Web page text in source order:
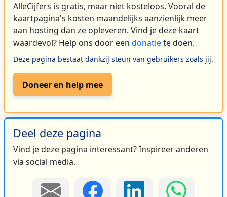
AlleCijfers is gratis, maar niet kosteloos. Vooral de
kaartpagina's kosten maandelijks aanzienlijk meer
aan hosting dan ze opleveren. Vind je deze kaart
waardevol? Help ons door een donatiete doen.
Deze pagina bestaat dankzij steun van gebruikers zoals jij.
Doneer en help mee
Deel deze pagina
Vind je deze pagina interessant? Inspireer anderen
via social media.